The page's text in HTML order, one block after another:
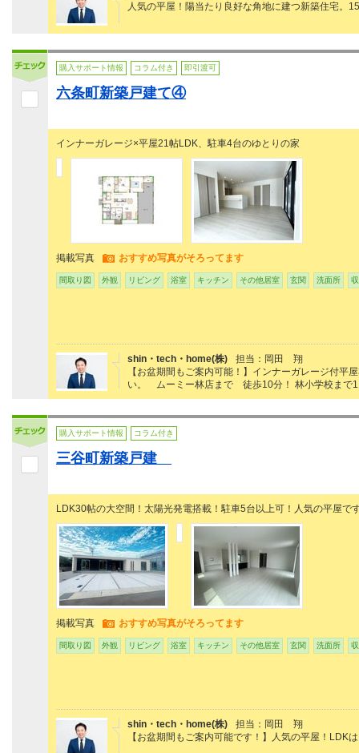
人気の平屋！陽当たり良好な角地に建つ新築住宅。
購入サポート情報 コラム付き 即引渡可
六条町新築戸建て④
インナーガレージ×平屋21帖LDK、駐車4台のゆとりの家
掲載写真 おすすめ写真がそろってます
間取り図 外観 リビング 浴室 キッチン その他居室 玄関 洗面所
shin・tech・home(株)
担当：岡田 翔
【お盆期間もご案内可能！】インナーガレージ付
い。 ムーミー林店まで 徒歩10分！ 林小学校まで
購入サポート情報 コラム付き
三谷町新築戸建
LDK30帖の大空間！太陽光発電搭載！駐車5台以上可！人気の平屋で
掲載写真 おすすめ写真がそろってます
間取り図 外観 リビング 浴室 キッチン その他居室 玄関 洗面所
shin・tech・home(株)
担当：岡田 翔
【お盆期間もご案内可能です！】人気の平屋！LDK